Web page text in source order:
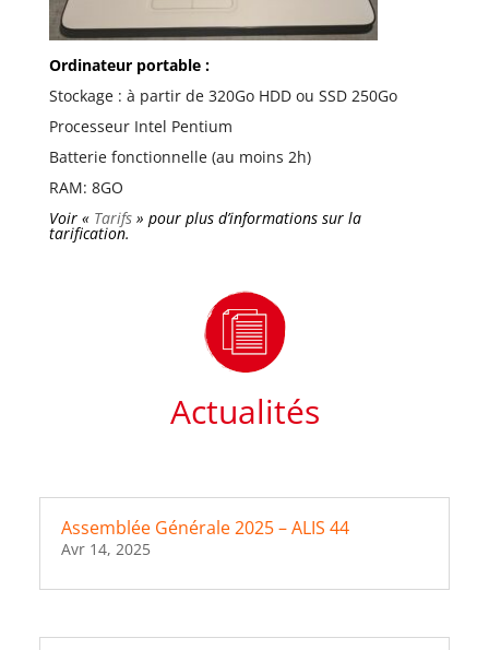
Ordinateur portable :
Stockage : à partir de 320Go HDD ou SSD 250Go
Processeur Intel Pentium
Batterie fonctionnelle (au moins 2h)
RAM: 8GO
Voir « Tarifs» pour plus d’informations sur la
tarification.
Actualités
Assemblée Générale 2025 – ALIS 44
Avr 14, 2025